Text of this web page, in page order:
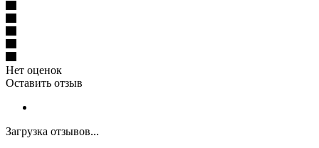
Нет оценок
Оставить отзыв
Загрузка отзывов...